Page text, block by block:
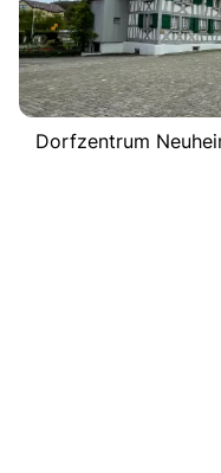
Dorfzentrum